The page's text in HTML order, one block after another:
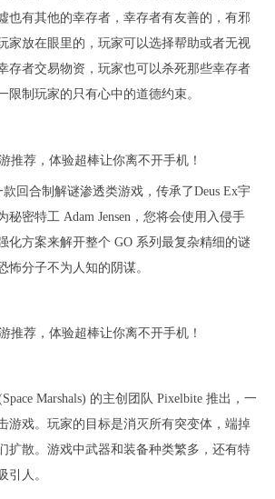
也有其他的幸存者，幸存者有友善的，有邪
家放在眼里的，玩家可以选择帮助或者无视
存者交易物资，玩家也可以杀死那些幸存者
限制玩家的只有心中的道德约束。
款回合制解谜渗透类游戏，传承了Deus Ex宇
秘密特工 Adam Jensen，您将会使用入侵手
化方案来解开整个 GO 系列最复杂精细的谜
怖分子不为人知的阴谋。
Marshals) 的主创团队 Pixelbite 推出，一
游戏。玩家的目标是消灭所有突变体，端掉
扩散。游戏中武器和装备种类繁多，还有特
引人。